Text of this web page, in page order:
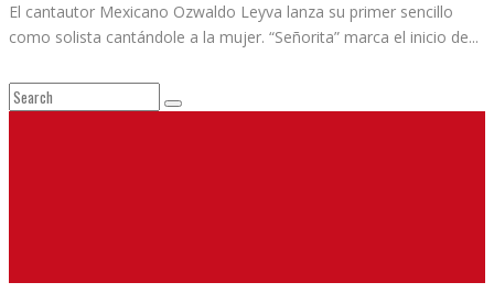
El cantautor Mexicano Ozwaldo Leyva lanza su primer sencillo
como solista cantándole a la mujer. “Señorita” marca el inicio de...